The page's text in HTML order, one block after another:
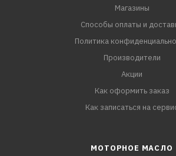
Магазины
Способы оплаты и
Политика
Производители
Акции
Как оформить заказ
Как записаться на
МОТОРНОЕ МАСЛО